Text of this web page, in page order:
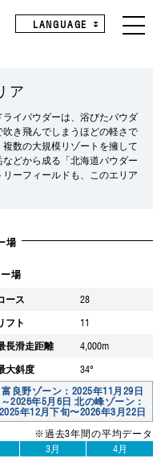
LANGUAGE
ア
イパウダーは、浴びたパウダ
き飛んでしまうほどの軽さで
数の大規模リゾートを擁して
どから成る「北海道パウダー
ーフィールドも、このエリア
場
場
ース
28
フト
11
長滑走距離
4,000m
大斜度
34°
富良野ゾーン：2025年11月29日
～2026年5月6日 北の峰ゾーン：
2025年12月下旬〜2026年3月22日
※過去3年間の平均データ
3月
4月